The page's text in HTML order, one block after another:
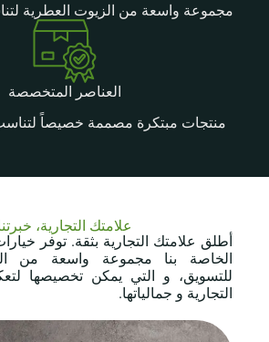
مجموعة واسعة من الزيوت العطرية
العناصر المتخصصة
منتجات مبتكرة مصممة خصيصاً
علامتك التجارية،
أطلق علامتك التجارية بثقة. توفر
الخاصة بنا مجموعة واسعة من
للتسويق، و التي يمكن تخصيصها
التجارية و جمالياتها.